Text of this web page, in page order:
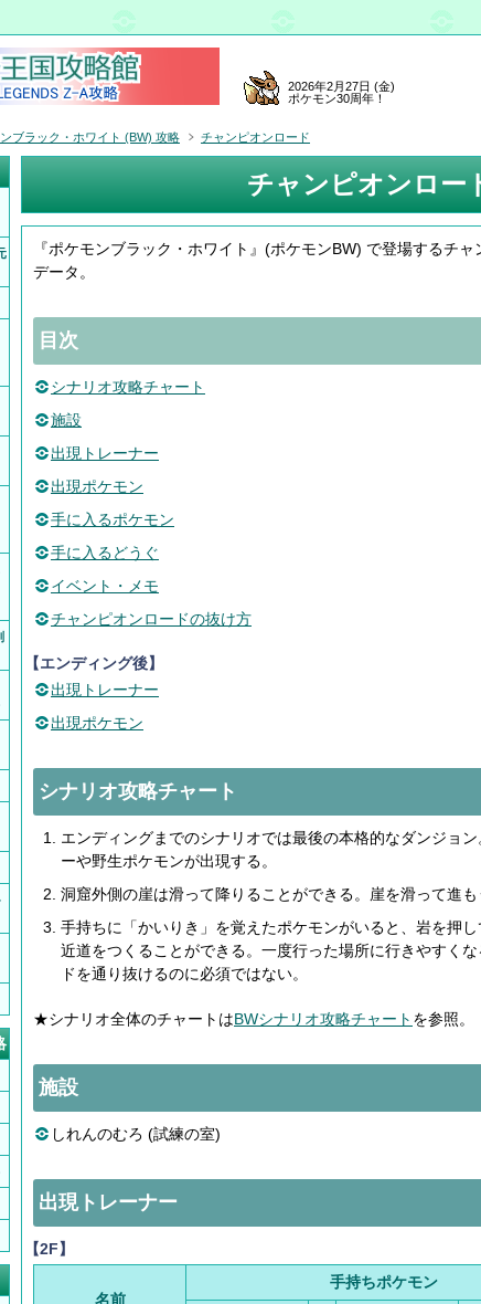
チャンピオンロー
『ポケモンブラック・ホワイト』(ポケモンBW) で登場するチ
データ。
目次
シナリオ攻略チャート
施設
出現トレーナー
出現ポケモン
手に入るポケモン
手に入るどうぐ
イベント・メモ
チャンピオンロードの抜け方
【エンディング後】
出現トレーナー
出現ポケモン
シナリオ攻略チャート
エンディングまでのシナリオでは最後の本格的なダンジョ
ーや野生ポケモンが出現する。
洞窟外側の崖は滑って降りることができる。崖を滑って進も
手持ちに「かいりき」を覚えたポケモンがいると、岩を押
近道をつくることができる。一度行った場所に行きやすく
ドを通り抜けるのに必須ではない。
★シナリオ全体のチャートはBWシナリオ攻略チャート を参照。
施設
しれんのむろ (試練の室)
出現トレーナー
【2F】
名前
手持ちポケモン
2026年2月27日 (金)
ポケモン30周年！
ブラック・ホワイト (BW) 攻略 チャンピオンロード